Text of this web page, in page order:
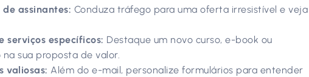
assinantes: Conduza tráfego para uma oferta irresistível e veja
serviços específicos: Destaque um novo curso, e-book ou
sua proposta de valor.
valiosas: Além do e-mail, personalize formulários para entender